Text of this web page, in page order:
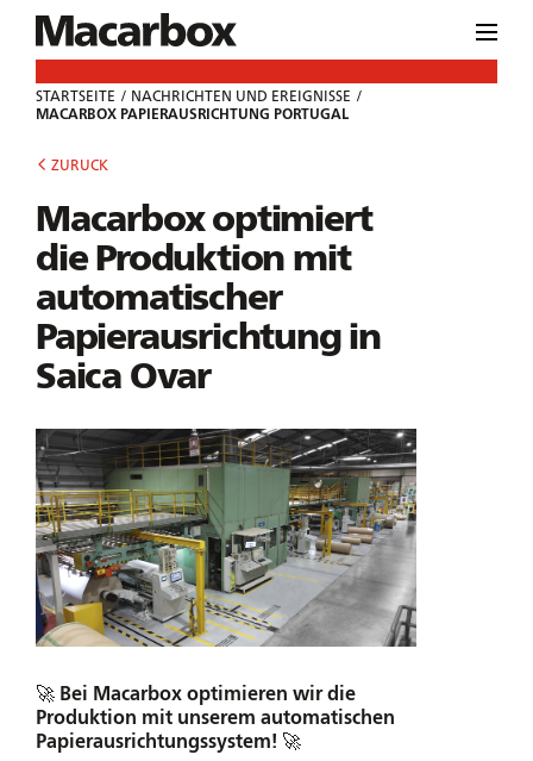
STARTSEITE
NACHRICHTEN UND EREIGNISSE
MACARBOX PAPIERAUSRICHTUNG PORTUGAL
ZURUCK
Macarbox optimiert
die Produktion mit
automatischer
Papierausrichtung in
Saica Ovar
🚀 Bei Macarbox optimieren wir die
Produktion mit unserem automatischen
Papierausrichtungssystem! 🚀